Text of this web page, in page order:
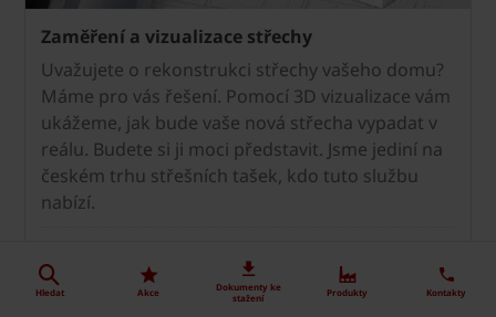
Zaměření a vizualizace střechy
Uvažujete o rekonstrukci střechy vašeho domu?
Máme pro vás řešení. Pomocí 3D vizualizace vám
ukážeme, jak bude vaše nová střecha vypadat v
reálu. Budete si ji moci představit. Jsme jediní na
českém trhu střešních tašek, kdo tuto službu
nabízí.
Hledat Akce
Dokumenty ke
stažení
Produkty Kontakty